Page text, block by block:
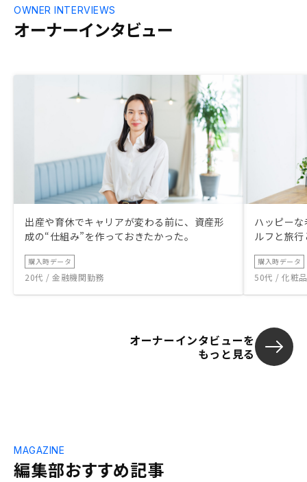
があれば良い
オーナーインタビュー
OWNER INTERVIEWS
出産や育休でキャリアが変わる前に、資産形
成の“仕組み”を作っておきたかった。
購入時データ
20代 / 金融機関勤務
ハッピー
ルフと旅
購入時データ
50代 / 化粧
オーナーインタビューを
もっと見る
編集部おすすめ記事
MAGAZINE